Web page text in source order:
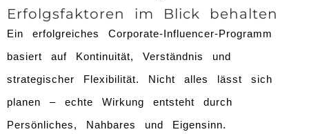
Erfolgsfaktoren im Blick behalten
Ein erfolgreiches Corporate-Influencer-Programm
basiert auf Kontinuität, Verständnis und
strategischer Flexibilität. Nicht alles lässt sich
planen – echte Wirkung entsteht durch
Persönliches, Nahbares und Eigensinn.